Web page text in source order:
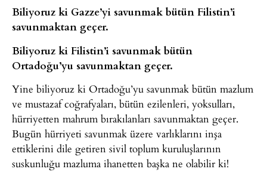
Biliyoruz ki Gazze’yi savunmak bütün Filistin’i
savunmaktan geçer.
Biliyoruz ki Filistin’i savunmak bütün
Ortadoğu’yu savunmaktan geçer.
Yine biliyoruz ki Ortadoğu’yu savunmak bütün mazlum
ve mustazaf coğrafyaları, bütün ezilenleri, yoksulları,
hürriyetten mahrum bırakılanları savunmaktan geçer.
Bugün hürriyeti savunmak üzere varlıklarını inşa
ettiklerini dile getiren sivil toplum kuruluşlarının
suskunluğu mazluma ihanetten başka ne olabilir ki!